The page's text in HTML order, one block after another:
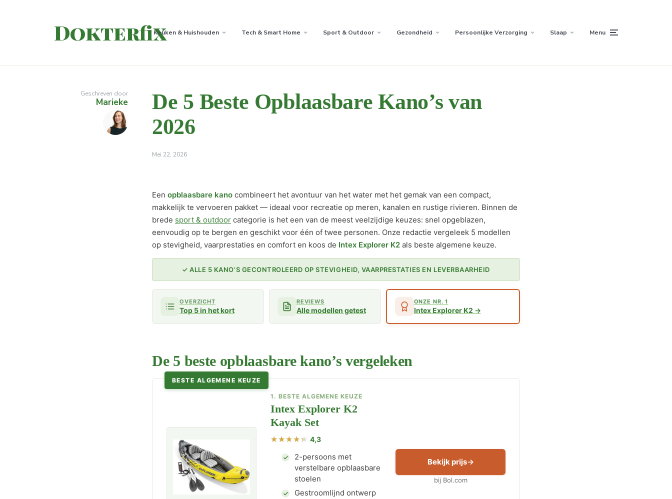
DokterfixKeuken & Huishouden Tech & Smart Home Sport & Outdoor Gezondheid Persoonlijke Verzorging Slaap Menu
Geschreven door
Marieke
De 5 Beste Opblaasbare Kano’s van
2026
Mei 22, 2026
Een opblaasbare kano combineert het avontuur van het water met het gemak van een compact,
makkelijk te vervoeren pakket — ideaal voor recreatie op meren, kanalen en rustige rivieren. Binnen de
brede sport & outdoor categorie is het een van de meest veelzijdige keuzes: snel opgeblazen,
eenvoudig op te bergen en geschikt voor één of twee personen. Onze redactie vergeleek 5 modellen
op stevigheid, vaarprestaties en comfort en koos de Intex Explorer K2 als beste algemene keuze.
✓ ALLE 5 KANO’S GECONTROLEERD OP STEVIGHEID, VAARPRESTATIES EN LEVERBAARHEID
OVERZICHT
Top 5 in het kort
REVIEWS
Alle modellen getest
ONZE NR. 1
Intex Explorer K2
De 5 beste opblaasbare kano’s vergeleken
BESTE ALGEMENE KEUZE
1. BESTE ALGEMENE KEUZE
Intex Explorer K2
Kayak Set
4,3
2-persoons met
verstelbare opblaasbare
stoelen
Gestroomlijnd ontwerp
Bekijk prijs
bij Bol.com